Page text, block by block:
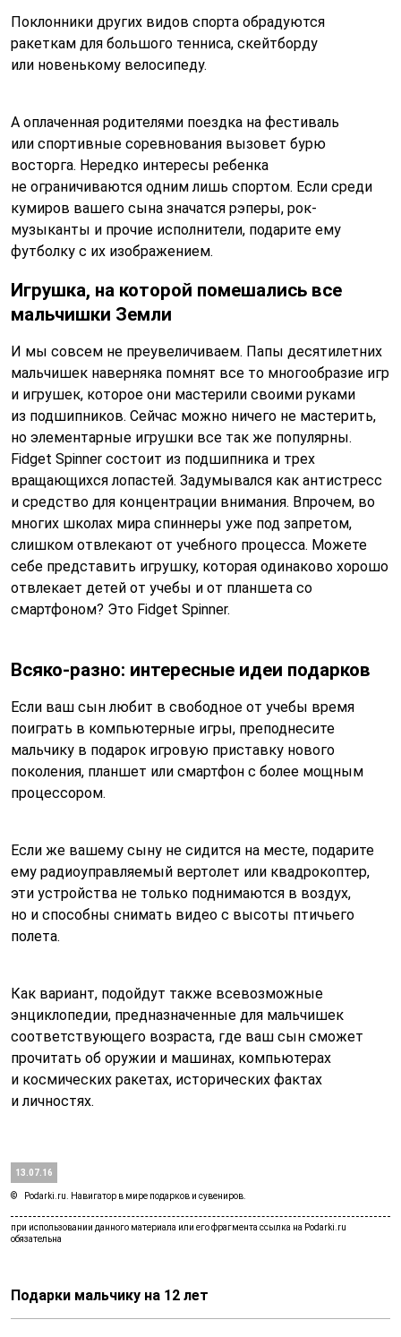
13.07.16
Поклонники других видов спорта обрадуются
ракеткам для большого тенниса, скейтборду
или новенькому велосипеду.
А оплаченная родителями поездка на фестиваль
или спортивные соревнования вызовет бурю
восторга. Нередко интересы ребенка
не ограничиваются одним лишь спортом. Если среди
кумиров вашего сына значатся рэперы, рок-
музыканты и прочие исполнители, подарите ему
футболку с их изображением.
Игрушка, на которой помешались все
мальчишки Земли
И мы совсем не преувеличиваем. Папы десятилетних
мальчишек наверняка помнят все то многообразие игр
и игрушек, которое они мастерили своими руками
из подшипников. Сейчас можно ничего не мастерить,
но элементарные игрушки все так же популярны.
Fidget Spinner состоит из подшипника и трех
вращающихся лопастей. Задумывался как антистресс
и средство для концентрации внимания. Впрочем, во
многих школах мира спиннеры уже под запретом,
слишком отвлекают от учебного процесса. Можете
себе представить игрушку, которая одинаково хорошо
отвлекает детей от учебы и от планшета со
смартфоном? Это Fidget Spinner.
Всяко-разно: интересные идеи подарков
Если ваш сын любит в свободное от учебы время
поиграть в компьютерные игры, преподнесите
мальчику в подарок игровую приставку нового
поколения, планшет или смартфон с более мощным
процессором.
Если же вашему сыну не сидится на месте, подарите
ему радиоуправляемый вертолет или квадрокоптер,
эти устройства не только поднимаются в воздух,
но и способны снимать видео с высоты птичьего
полета.
Как вариант, подойдут также всевозможные
энциклопедии, предназначенные для мальчишек
соответствующего возраста, где ваш сын сможет
прочитать об оружии и машинах, компьютерах
и космических ракетах, исторических фактах
и личностях.
Podarki.ru. Навигатор в мире подарков и сувениров.
Подарки мальчику на 12 лет